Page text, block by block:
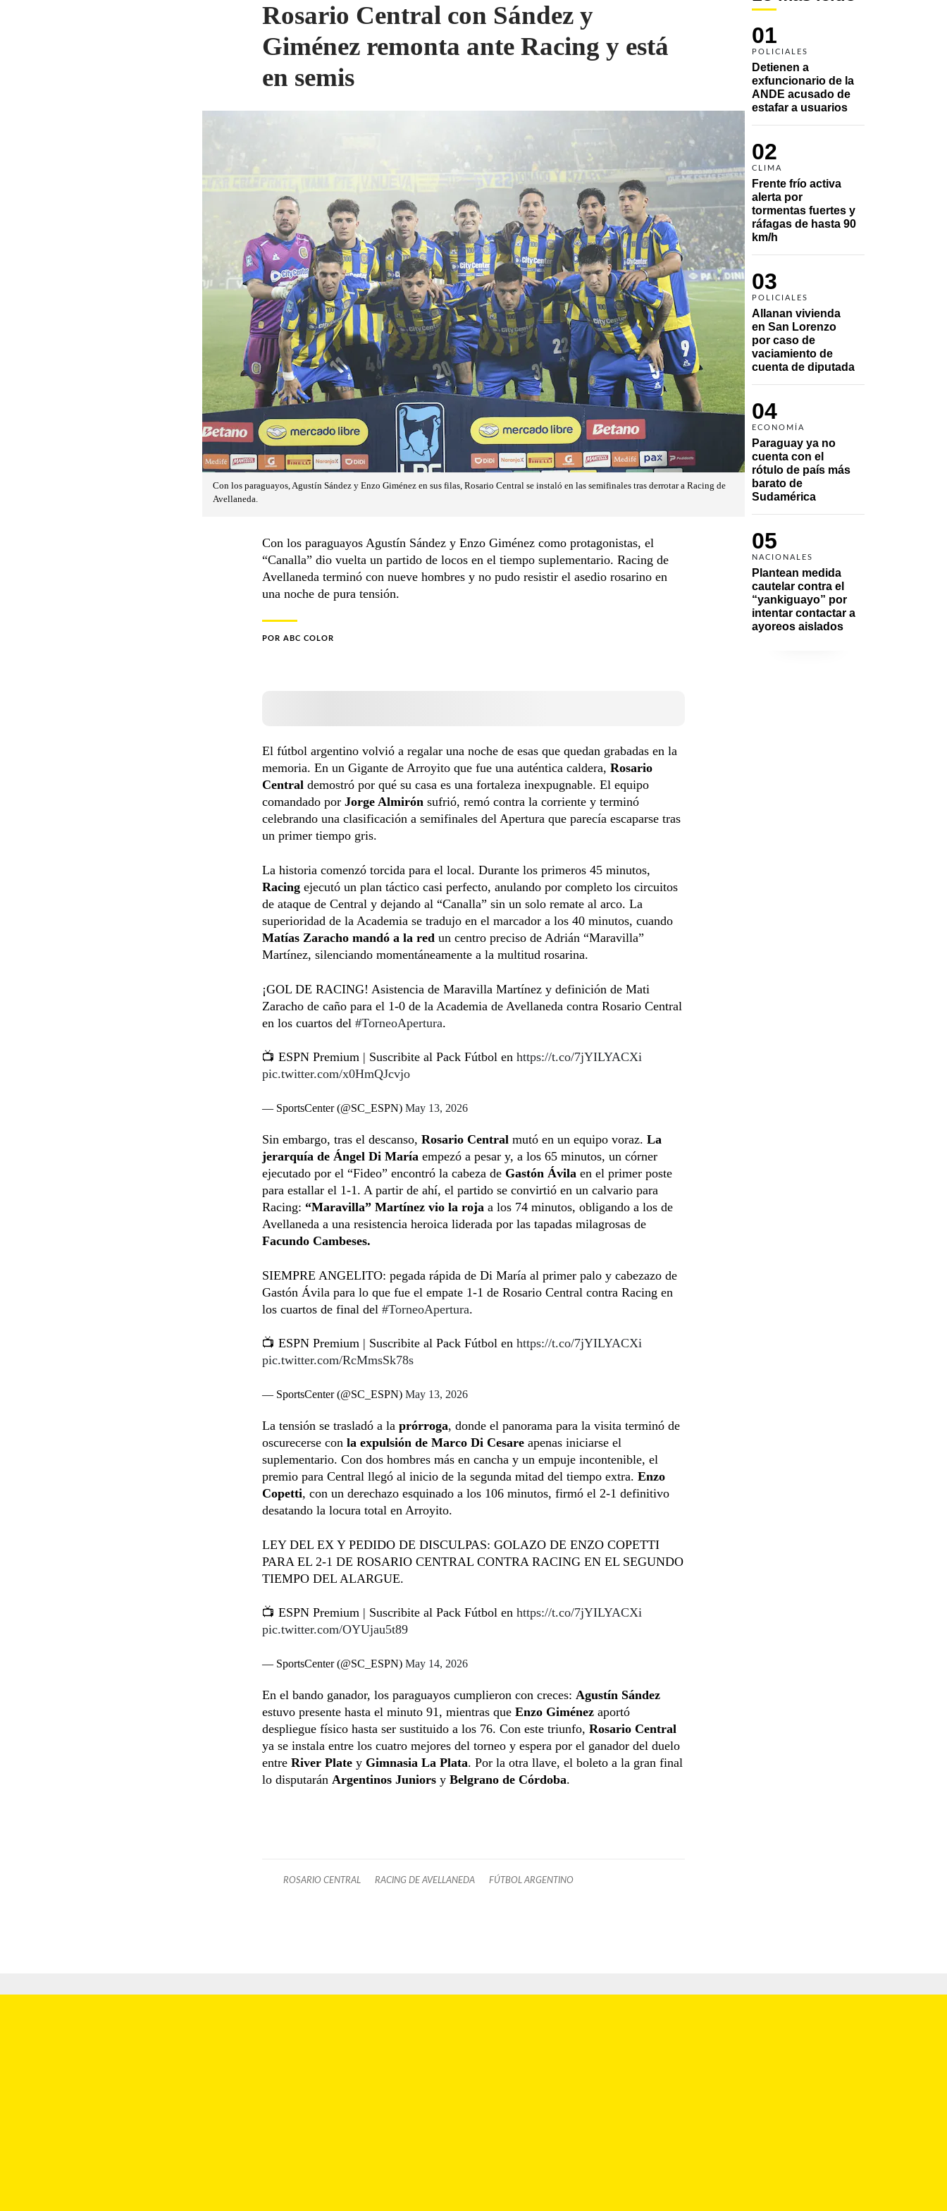
01
POLICIALES
Detienen a
exfuncionario de la
ANDE acusado de
estafar a usuarios
02
CLIMA
Frente frío activa
alerta por
tormentas fuertes y
ráfagas de hasta 90
km/h
03
POLICIALES
Allanan vivienda
en San Lorenzo
por caso de
vaciamiento de
cuenta de diputada
04
ECONOMÍA
Paraguay ya no
cuenta con el
rótulo de país más
barato de
Sudamérica
05
NACIONALES
Plantean medida
cautelar contra el
“yankiguayo” por
intentar contactar a
ayoreos aislados
Rosario Central con Sández y
Giménez remonta ante Racing y está
en semis
Con los paraguayos, Agustín Sández y Enzo Giménez en sus filas, Rosario Central se instaló en las semifinales tras derrotar a Racing de
Avellaneda.
Con los paraguayos Agustín Sández y Enzo Giménez como protagonistas, el
“Canalla” dio vuelta un partido de locos en el tiempo suplementario. Racing de
Avellaneda terminó con nueve hombres y no pudo resistir el asedio rosarino en
una noche de pura tensión.
POR ABC COLOR
El fútbol argentino volvió a regalar una noche de esas que quedan grabadas en la
memoria. En un Gigante de Arroyito que fue una auténtica caldera, Rosario
Central demostró por qué su casa es una fortaleza inexpugnable. El equipo
comandado por Jorge Almirón sufrió, remó contra la corriente y terminó
celebrando una clasificación a semifinales del Apertura que parecía escaparse tras
un primer tiempo gris.
La historia comenzó torcida para el local. Durante los primeros 45 minutos,
Racing ejecutó un plan táctico casi perfecto, anulando por completo los circuitos
de ataque de Central y dejando al “Canalla” sin un solo remate al arco. La
superioridad de la Academia se tradujo en el marcador a los 40 minutos, cuando
Matías Zaracho mandó a la red un centro preciso de Adrián “Maravilla”
Martínez, silenciando momentáneamente a la multitud rosarina.
¡GOL DE RACING! Asistencia de Maravilla Martínez y definición de Mati
Zaracho de caño para el 1-0 de la Academia de Avellaneda contra Rosario Central
en los cuartos del #TorneoApertura.
📺 ESPN Premium | Suscribite al Pack Fútbol en https://t.co/7jYILYACXi
pic.twitter.com/x0HmQJcvjo
— SportsCenter (@SC_ESPN) May 13, 2026
Sin embargo, tras el descanso, Rosario Central mutó en un equipo voraz. La
jerarquía de Ángel Di María empezó a pesar y, a los 65 minutos, un córner
ejecutado por el “Fideo” encontró la cabeza de Gastón Ávila en el primer poste
para estallar el 1-1. A partir de ahí, el partido se convirtió en un calvario para
Racing: “Maravilla” Martínez vio la roja a los 74 minutos, obligando a los de
Avellaneda a una resistencia heroica liderada por las tapadas milagrosas de
Facundo Cambeses.
SIEMPRE ANGELITO: pegada rápida de Di María al primer palo y cabezazo de
Gastón Ávila para lo que fue el empate 1-1 de Rosario Central contra Racing en
los cuartos de final del #TorneoApertura.
📺 ESPN Premium | Suscribite al Pack Fútbol en https://t.co/7jYILYACXi
pic.twitter.com/RcMmsSk78s
— SportsCenter (@SC_ESPN) May 13, 2026
La tensión se trasladó a la prórroga, donde el panorama para la visita terminó de
oscurecerse con la expulsión de Marco Di Cesare apenas iniciarse el
suplementario. Con dos hombres más en cancha y un empuje incontenible, el
premio para Central llegó al inicio de la segunda mitad del tiempo extra. Enzo
Copetti, con un derechazo esquinado a los 106 minutos, firmó el 2-1 definitivo
desatando la locura total en Arroyito.
LEY DEL EX Y PEDIDO DE DISCULPAS: GOLAZO DE ENZO COPETTI
PARA EL 2-1 DE ROSARIO CENTRAL CONTRA RACING EN EL SEGUNDO
TIEMPO DEL ALARGUE.
📺 ESPN Premium | Suscribite al Pack Fútbol en https://t.co/7jYILYACXi
pic.twitter.com/OYUjau5t89
— SportsCenter (@SC_ESPN) May 14, 2026
En el bando ganador, los paraguayos cumplieron con creces: Agustín Sández
estuvo presente hasta el minuto 91, mientras que Enzo Giménez aportó
despliegue físico hasta ser sustituido a los 76. Con este triunfo, Rosario Central
ya se instala entre los cuatro mejores del torneo y espera por el ganador del duelo
entre River Plate y Gimnasia La Plata. Por la otra llave, el boleto a la gran final
lo disputarán Argentinos Juniors y Belgrano de Córdoba.
ROSARIO CENTRAL RACING DE AVELLANEDA FÚTBOL ARGENTINO